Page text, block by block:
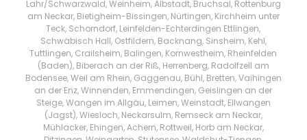
Lahr/Schwarzwald, Weinheim, Albstadt, Bruchsal, Rottenburg
am Neckar, Bietigheim-Bissingen, Nürtingen, Kirchheim unter
Teck, Schorndorf, Leinfelden-Echterdingen Ettlingen,
Schwäbisch Hall, Ostfildern, Backnang, Sinsheim, Kehl,
Tuttlingen, Crailsheim, Balingen, Kornwestheim, Rheinfelden
(Baden), Biberach an der Riß, Herrenberg, Radolfzell am
Bodensee, Weil am Rhein, Gaggenau, Bühl, Bretten, Vaihingen
an der Enz, Winnenden, Emmendingen, Geislingen an der
Steige, Wangen im Allgäu, Leimen, Weinstadt, Ellwangen
(Jagst), Wiesloch, Neckarsulm, Remseck am Neckar,
Mühlacker, Ehingen, Achern, Rottweil, Horb am Neckar,